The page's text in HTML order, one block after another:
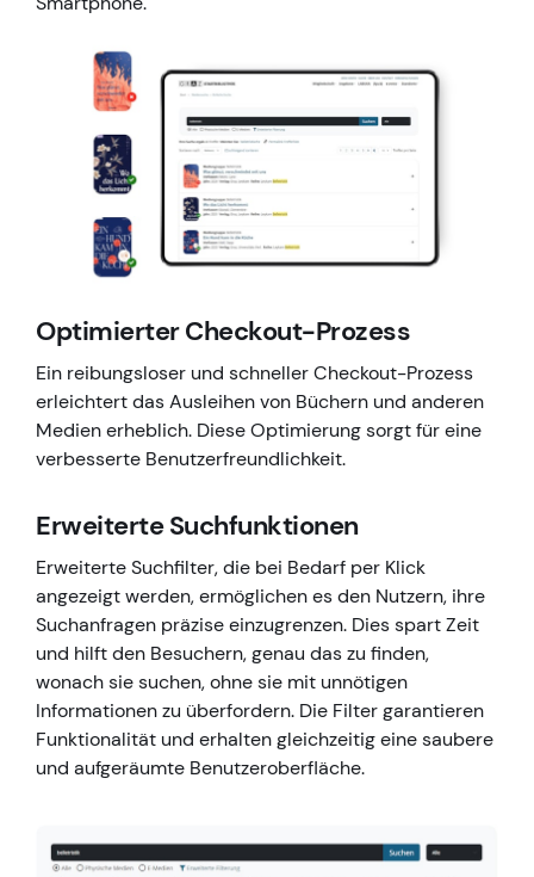
Optimierter Checkout-Prozess
Ein reibungsloser und schneller Checkout-Prozess
erleichtert das Ausleihen von Büchern und anderen
Medien erheblich. Diese Optimierung sorgt für eine
verbesserte Benutzerfreundlichkeit.
Erweiterte Suchfunktionen
Erweiterte Suchfilter, die bei Bedarf per Klick
angezeigt werden, ermöglichen es den Nutzern, ihre
Suchanfragen präzise einzugrenzen. Dies spart Zeit
und hilft den Besuchern, genau das zu finden,
wonach sie suchen, ohne sie mit unnötigen
Informationen zu überfordern. Die Filter garantieren
Funktionalität und erhalten gleichzeitig eine saubere
und aufgeräumte Benutzeroberfläche.